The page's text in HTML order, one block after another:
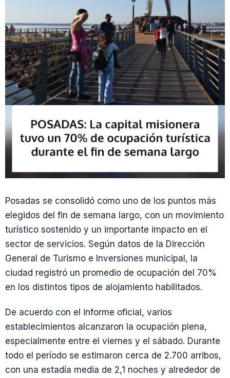
Posadas se consolidó como uno de los puntos más
elegidos del fin de semana largo, con un movimiento
turístico sostenido y un importante impacto en el
sector de servicios. Según datos de la Dirección
General de Turismo e Inversiones municipal, la
ciudad registró un promedio de ocupación del 70%
en los distintos tipos de alojamiento habilitados.
De acuerdo con el informe oficial, varios
establecimientos alcanzaron la ocupación plena,
especialmente entre el viernes y el sábado. Durante
todo el período se estimaron cerca de 2.700 arribos,
con una estadía media de 2,1 noches y alrededor de